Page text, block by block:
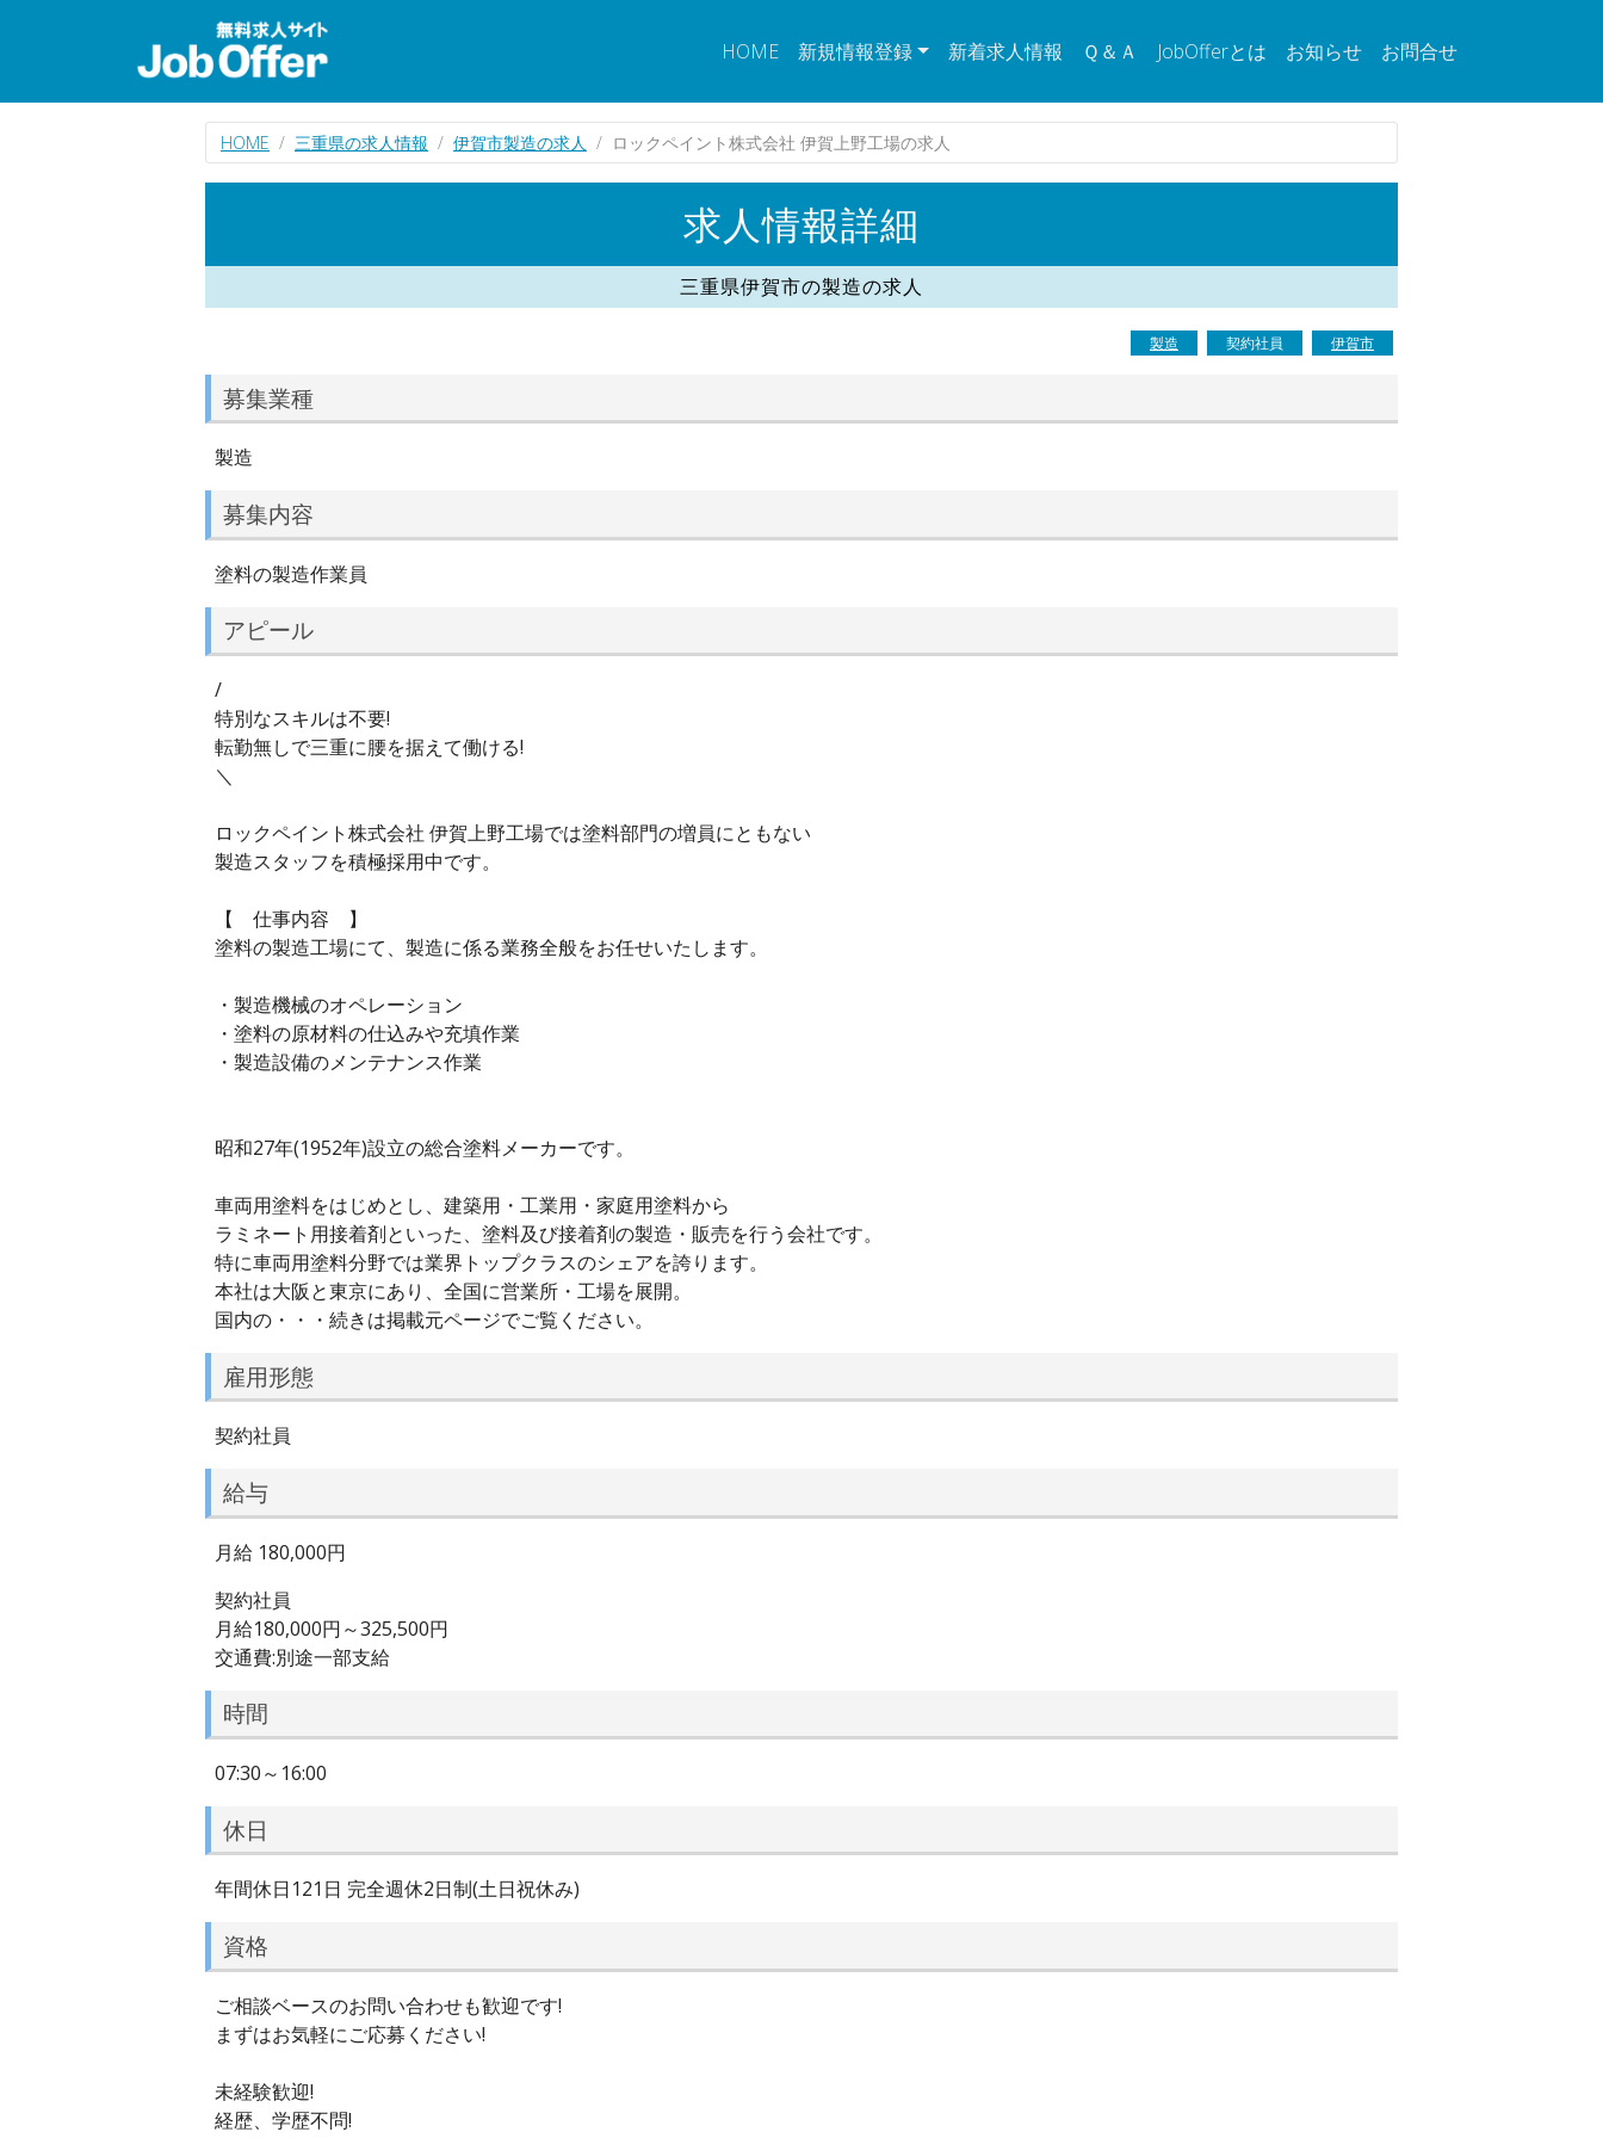
HOME 新規情報登録 新着求人情報 Ｑ＆Ａ JobOfferとは お知らせ お問合せ
HOME 三重県の求人情報 伊賀市製造の求人 ロックペイント株式会社 伊賀上野工場の求人
求人情報詳細
三重県伊賀市の製造の求人
製造 契約社員 伊賀市
募集業種
製造
募集内容
塗料の製造作業員
アピール
/
特別なスキルは不要!
転勤無しで三重に腰を据えて働ける!
＼
ロックペイント株式会社 伊賀上野工場では塗料部門の増員にともない
製造スタッフを積極採用中です。
【 仕事内容 】
塗料の製造工場にて、製造に係る業務全般をお任せいたします。
・製造機械のオペレーション
・塗料の原材料の仕込みや充填作業
・製造設備のメンテナンス作業
昭和27年(1952年)設立の総合塗料メーカーです。
車両用塗料をはじめとし、建築用・工業用・家庭用塗料から
ラミネート用接着剤といった、塗料及び接着剤の製造・販売を行う会社です。
特に車両用塗料分野では業界トップクラスのシェアを誇ります。
本社は大阪と東京にあり、全国に営業所・工場を展開。
国内の・・・続きは掲載元ページでご覧ください。
雇用形態
契約社員
給与
月給 180,000円
契約社員
月給180,000円～325,500円
交通費:別途一部支給
時間
07:30～16:00
休日
年間休日121日 完全週休2日制(土日祝休み)
資格
ご相談ベースのお問い合わせも歓迎です!
まずはお気軽にご応募ください!
未経験歓迎!
経歴、学歴不問!